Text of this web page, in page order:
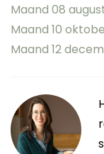
Maand 08
Maand 10
Maand 12